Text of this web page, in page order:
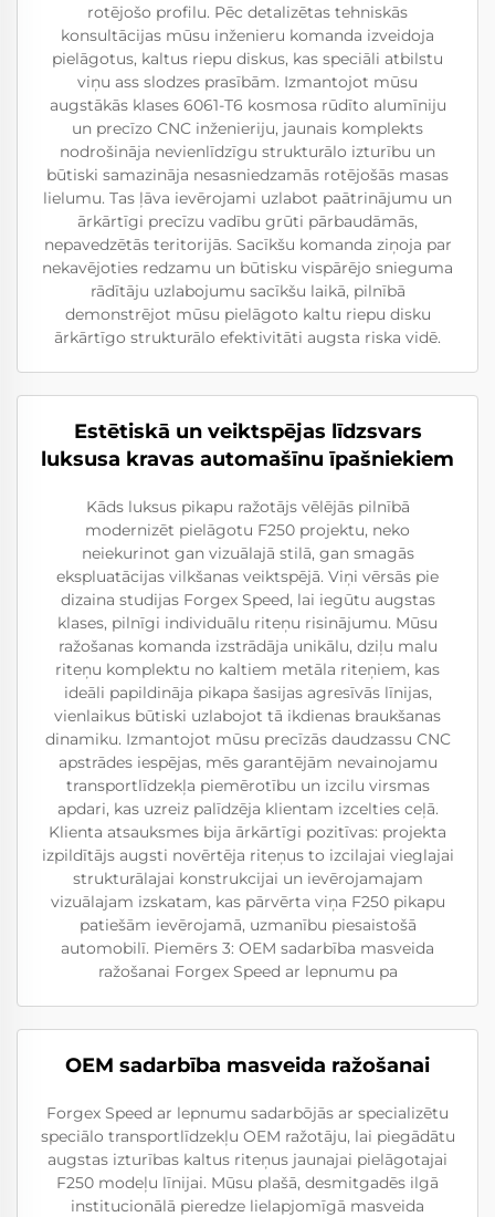
rotējošo profilu. Pēc detalizētas tehniskās
konsultācijas mūsu inženieru komanda izveidoja
pielāgotus, kaltus riepu diskus, kas speciāli atbilstu
viņu ass slodzes prasībām. Izmantojot mūsu
augstākās klases 6061-T6 kosmosa rūdīto alumīniju
un precīzo CNC inženieriju, jaunais komplekts
nodrošināja nevienlīdzīgu strukturālo izturību un
būtiski samazināja nesasniedzamās rotējošās masas
lielumu. Tas ļāva ievērojami uzlabot paātrinājumu un
ārkārtīgi precīzu vadību grūti pārbaudāmās,
nepavedzētās teritorijās. Sacīkšu komanda ziņoja par
nekavējoties redzamu un būtisku vispārējo snieguma
rādītāju uzlabojumu sacīkšu laikā, pilnībā
demonstrējot mūsu pielāgoto kaltu riepu disku
ārkārtīgo strukturālo efektivitāti augsta riska vidē.
Estētiskā un veiktspējas līdzsvars
luksusa kravas automašīnu īpašniekiem
Kāds luksus pikapu ražotājs vēlējās pilnībā
modernizēt pielāgotu F250 projektu, neko
neiekurinot gan vizuālajā stilā, gan smagās
ekspluatācijas vilkšanas veiktspējā. Viņi vērsās pie
dizaina studijas Forgex Speed, lai iegūtu augstas
klases, pilnīgi individuālu riteņu risinājumu. Mūsu
ražošanas komanda izstrādāja unikālu, dziļu malu
riteņu komplektu no kaltiem metāla riteņiem, kas
ideāli papildināja pikapa šasijas agresīvās līnijas,
vienlaikus būtiski uzlabojot tā ikdienas braukšanas
dinamiku. Izmantojot mūsu precīzās daudzassu CNC
apstrādes iespējas, mēs garantējām nevainojamu
transportlīdzekļa piemērotību un izcilu virsmas
apdari, kas uzreiz palīdzēja klientam izcelties ceļā.
Klienta atsauksmes bija ārkārtīgi pozitīvas: projekta
izpildītājs augsti novērtēja riteņus to izcilajai vieglajai
strukturālajai konstrukcijai un ievērojamajam
vizuālajam izskatam, kas pārvērta viņa F250 pikapu
patiešām ievērojamā, uzmanību piesaistošā
automobilī. Piemērs 3: OEM sadarbība masveida
ražošanai Forgex Speed ar lepnumu pa
OEM sadarbība masveida ražošanai
Forgex Speed ar lepnumu sadarbōjās ar specializētu
speciālo transportlīdzekļu OEM ražotāju, lai piegādātu
augstas izturības kaltus riteņus jaunajai pielāgotajai
F250 modeļu līnijai. Mūsu plašā, desmitgadēs ilgā
institucionālā pieredze lielapjomīgā masveida